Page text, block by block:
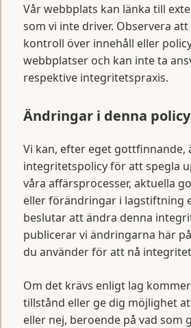
Vår webbplats kan länka till
som vi inte driver. Observera
kontroll över innehåll eller
webbplatser och kan inte ta
respektive integritetspraxis.
Ändringar i denna policy
Vi kan, efter eget gottfinnande,
integritetspolicy för att spegla
våra affärsprocesser, aktuella
eller förändringar i lagstiftning
beslutar att ändra denna
publicerar vi ändringarna här
du använder för att nå
Om det krävs enligt lag
tillstånd eller ge dig möjlighet
eller nej, beroende på vad som